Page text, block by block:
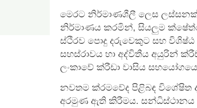
මෙරට නිර්මාණශීලී ලෙස ලස්සනක්
නිර්මාණය කරමින්, සියලුම
ස්ථිරව පොදු දරුවෙකුට සහ
සහස්රාවය හා අද්විතීය අයුරින්
ලංකාවේ ක්රීඩා වාසිය
නවතම ක්රමවේද පිළිබඳ විශේෂිත
අරමුණ ඇති කිරීමය. සන්ධිස්ථානය